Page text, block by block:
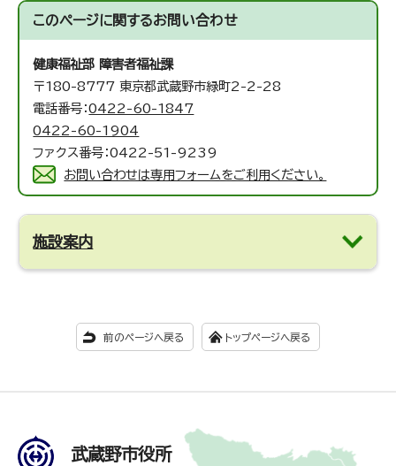
このページに関するお問い合わせ
健康福祉部 障害者福祉課
〒180-8777 東京都武蔵野市緑町2-2-28
電話番号：0422-60-1847
0422-60-1904
ファクス番号：0422-51-9239
お問い合わせは専用フォームをご利用ください。
施設案内
前のページへ戻る トップページへ戻る
武蔵野市役所